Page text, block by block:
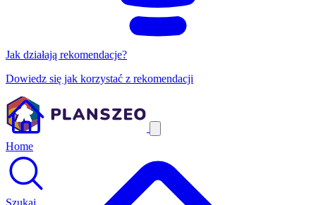
Jak działają rekomendacje?
Dowiedz się jak korzystać z rekomendacji
Home
Szukaj